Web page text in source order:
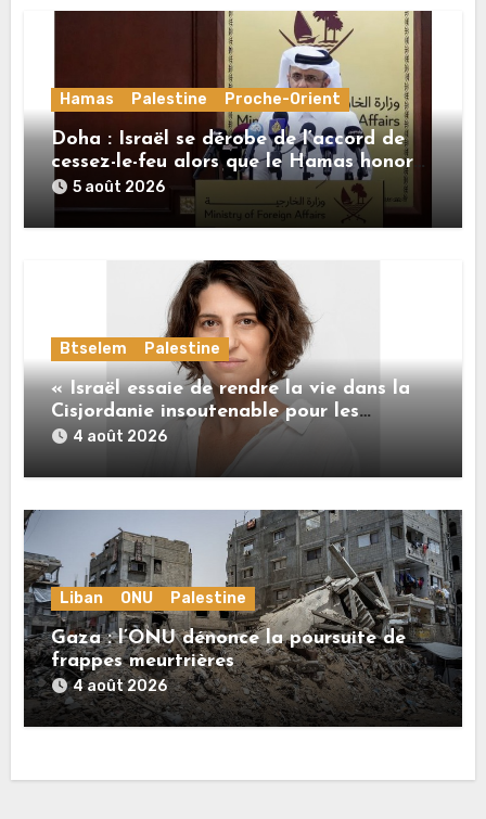
Hamas Palestine Proche-Orient
Doha : Israël se dérobe de l’accord de
cessez-le-feu alors que le Hamas honore
ses engagements
5 août 2026
Btselem Palestine
« Israël essaie de rendre la vie dans la
Cisjordanie insoutenable pour les
Palestiniens. »
4 août 2026
Liban ONU Palestine
Gaza : l’ONU dénonce la poursuite de
frappes meurtrières
4 août 2026